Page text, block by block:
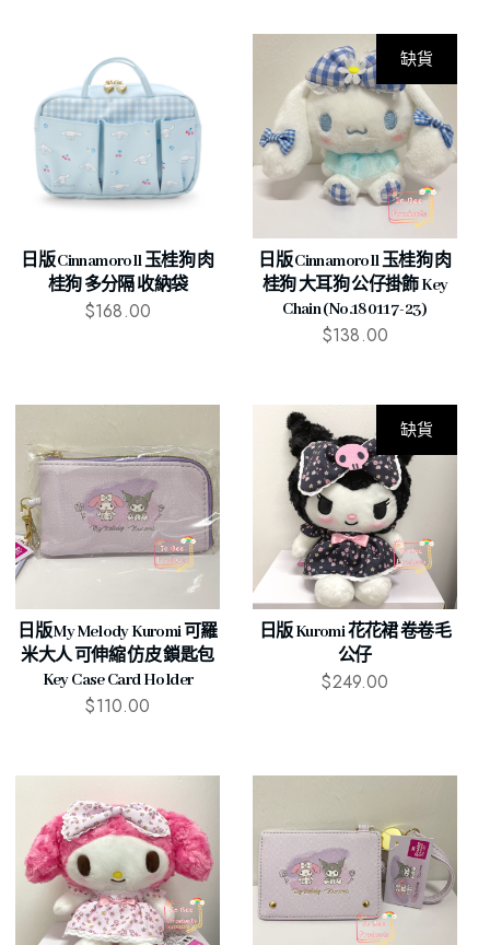
日版 Cinnamoroll 玉桂狗 肉
桂狗 多分隔 收納袋
$168.00
缺貨
日版 Cinnamoroll 玉桂狗 肉
桂狗 大耳狗 公仔掛飾 Key
Chain (No.180117-23)
$138.00
日版 My Melody Kuromi 可羅
米大人 可伸縮 仿皮 鎖匙包
Key Case Card Holder
$110.00
缺貨
日版 Kuromi 花花裙 卷卷毛
公仔
$249.00